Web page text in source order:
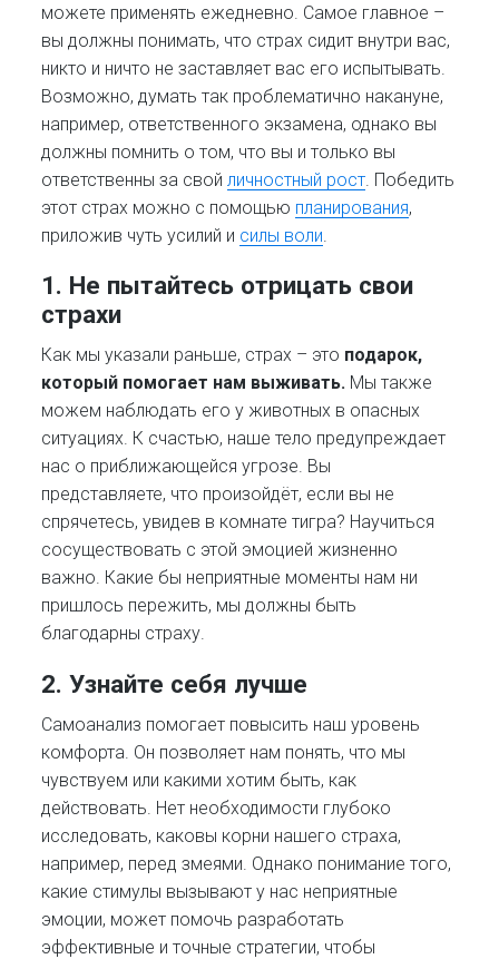
можете применять ежедневно. Самое главное –
вы должны понимать, что страх сидит внутри вас,
никто и ничто не заставляет вас его испытывать.
Возможно, думать так проблематично накануне,
например, ответственного экзамена, однако вы
должны помнить о том, что вы и только вы
ответственны за свойличностный рост. Победить
этот страх можно с помощью планирования,
приложив чуть усилий и силы воли.
1. Не пытайтесь отрицать свои
страхи
Как мы указали раньше, страх – это подарок,
который помогает нам выживать. Мы также
можем наблюдать его у животных в опасных
ситуациях. К счастью, наше тело предупреждает
нас о приближающейся угрозе. Вы
представляете, что произойдёт, если вы не
спрячетесь, увидев в комнате тигра? Научиться
сосуществовать с этой эмоцией жизненно
важно. Какие бы неприятные моменты нам ни
пришлось пережить, мы должны быть
благодарны страху.
2. Узнайте себя лучше
Самоанализ помогает повысить наш уровень
комфорта. Он позволяет нам понять, что мы
чувствуем или какими хотим быть, как
действовать. Нет необходимости глубоко
исследовать, каковы корни нашего страха,
например, перед змеями. Однако понимание того,
какие стимулы вызывают у нас неприятные
эмоции, может помочь разработать
эффективные и точные стратегии, чтобы